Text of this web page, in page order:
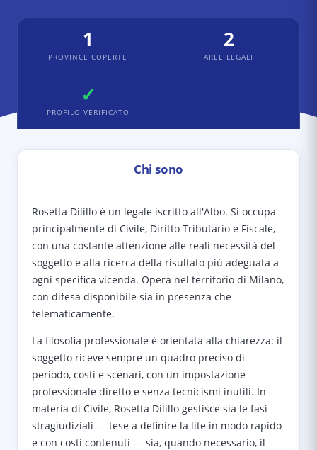
1
PROVINCE COPERTE
2
AREE LEGALI
✓
PROFILO VERIFICATO
Chi sono
Rosetta Dilillo è un legale iscritto all'Albo. Si occupa
principalmente di Civile, Diritto Tributario e Fiscale,
con una costante attenzione alle reali necessità del
soggetto e alla ricerca della risultato più adeguata a
ogni specifica vicenda. Opera nel territorio di Milano,
con difesa disponibile sia in presenza che
telematicamente.
La filosofia professionale è orientata alla chiarezza: il
soggetto riceve sempre un quadro preciso di
periodo, costi e scenari, con un impostazione
professionale diretto e senza tecnicismi inutili. In
materia di Civile, Rosetta Dilillo gestisce sia le fasi
stragiudiziali — tese a definire la lite in modo rapido
e con costi contenuti — sia, quando necessario, il